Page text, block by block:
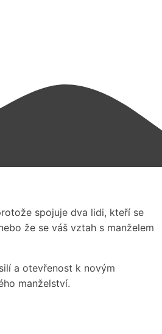
spojuje dva lidi, kteří se
že se váš vztah s manželem
a otevřenost k novým
manželství.